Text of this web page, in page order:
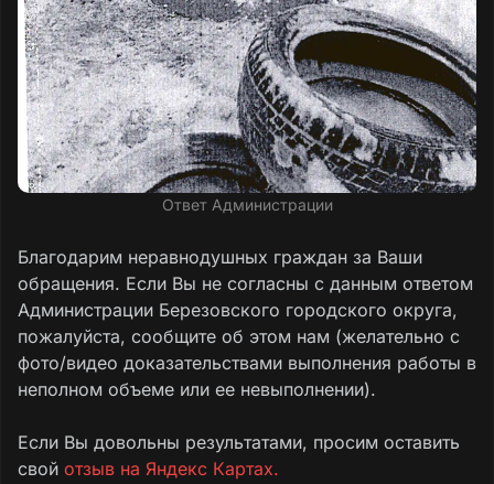
Ответ Администрации
Благодарим неравнодушных граждан за Ваши
обращения. Если Вы не согласны с данным ответом
Администрации Березовского городского округа,
пожалуйста, сообщите об этом нам (желательно с
фото/видео доказательствами выполнения работы в
неполном объеме или ее невыполнении).
Если Вы довольны результатами, просим оставить
свой отзыв на Яндекс Картах.